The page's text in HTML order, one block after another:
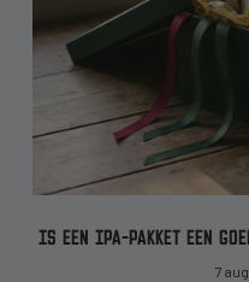
IS EEN IPA-PAKKET EEN
7